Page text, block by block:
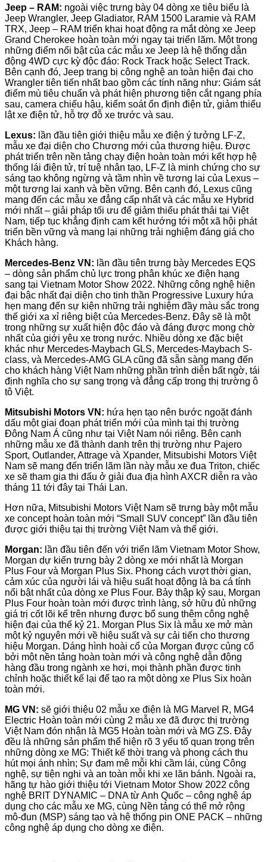
Jeep – RAM: ngoài việc trưng bày 04 dòng xe tiêu biểu là
Jeep Wrangler, Jeep Gladiator, RAM 1500 Laramie và RAM
TRX, Jeep – RAM triển khai hoạt động ra mắt dòng xe Jeep
Grand Cherokee hoàn toàn mới ngay tại triển lãm. Một trong
những điểm nổi bật của các mẫu xe Jeep là hệ thống dẫn
động 4WD cực kỳ độc đáo: Rock Track hoặc Select Track.
Bên cạnh đó, Jeep trang bị công nghệ an toàn hiện đại cho
Wrangler tiên tiến nhất bao gồm các tính năng như: Giám sát
điểm mù tiêu chuẩn và phát hiện phương tiện cắt ngang phía
sau, camera chiếu hậu, kiểm soát ổn định điện tử, giảm thiểu
lật xe điện tử, hỗ trợ đỗ xe trước và sau.
Lexus: lần đầu tiên giới thiệu mẫu xe điện ý tưởng LF-Z,
mẫu xe đại diện cho Chương mới của thương hiệu. Được
phát triển trên nền tảng chạy điện hoàn toàn mới kết hợp hệ
thống lái điện tử, trí tuệ nhân tạo, LF-Z là minh chứng cho sự
sáng tạo không ngừng và tầm nhìn về tương lai của Lexus –
một tương lai xanh và bền vững. Bên cạnh đó, Lexus cũng
mang đến các mẫu xe đẳng cấp nhất và các mẫu xe Hybrid
mới nhất – giải pháp tối ưu để giảm thiểu phát thải tại Việt
Nam, tiếp tục khẳng định cam kết hướng tới một xã hội phát
triển bền vững và mang lại những trải nghiệm đáng giá cho
Khách hàng.
Mercedes-Benz VN: lần đầu tiên trưng bày Mercedes EQS
– dòng sản phẩm chủ lực trong phân khúc xe điện hạng
sang tại Vietnam Motor Show 2022. Những công nghệ hiện
đại bậc nhất đại diện cho tinh thần Progressive Luxury hứa
hẹn mang đến sự kiện những trải nghiệm đầy màu sắc trong
thế giới xa xỉ riêng biệt của Mercedes-Benz. Đây sẽ là một
trong những sự xuất hiện độc đáo và đáng được mong chờ
nhất của giới yêu xe trong nước. Nhiều dòng xe đặc biệt
khác như Mercedes-Maybach GLS, Mercedes-Maybach S-
class, và Mercedes-AMG GLA cũng đã sẵn sàng mang đến
cho khách hàng Việt Nam những phần trình diễn bất ngờ, tái
định nghĩa cho sự sang trọng và đẳng cấp trong thị trường ô
tô Việt.
Mitsubishi Motors VN: hứa hẹn tạo nên bước ngoặt đánh
dấu một giai đoạn phát triển mới của mình tại thị trường
Đông Nam Á cũng như tại Việt Nam nói riêng. Bên cạnh
những mẫu xe đã thành danh trên thị trường như Pajero
Sport, Outlander, Attrage và Xpander, Mitsubishi Motors Việt
Nam sẽ mang đến triển lãm lần này mẫu xe đua Triton, chiếc
xe sẽ tham gia thi đấu ở giải đua địa hình AXCR diễn ra vào
tháng 11 tới đây tại Thái Lan.
Hơn nữa, Mitsubishi Motors Việt Nam sẽ trưng bày một mẫu
xe concept hoàn toàn mới “Small SUV concept” lần đầu tiên
được giới thiệu tại thị trường Việt Nam và thế giới.
Morgan: lần đầu tiên đến với triển lãm Vietnam Motor Show,
Morgan dự kiến trưng bày 2 dòng xe mới nhất là Morgan
Plus Four và Morgan Plus Six. Phong cách vượt thời gian,
cảm xúc của người lái và hiệu suất hoạt động là ba cá tính
nổi bật nhất của dòng xe Plus Four. Bảy thập kỷ sau, Morgan
Plus Four hoàn toàn mới được trình làng, sở hữu đủ những
giá trị cốt lõi kể trên nhưng được bổ sung thêm công nghệ
hiện đại của thế kỷ 21. Morgan Plus Six là mẫu xe mở màn
một kỷ nguyên mới về hiệu suất và sự cải tiến cho thương
hiệu Morgan. Dáng hình hoài cổ của Morgan được củng cố
bởi một nền tảng hoàn toàn mới và công nghệ dẫn động
hàng đầu trong ngành xe hơi, mọi thành phần được tinh
chỉnh hoặc thiết kế lại để tạo ra một dòng xe Plus Six hoàn
toàn mới.
MG VN: sẽ giới thiệu 02 mẫu xe điện là MG Marvel R, MG4
Electric Hoàn toàn mới cùng 2 mẫu xe đã được thị trường
Việt Nam đón nhận là MG5 Hoàn toàn mới và MG ZS. Đây
đều là những sản phẩm thể hiện rõ 3 yếu tố quan trọng trên
những dòng xe MG: Thiết kế thời trang và phong cách thu
hút mọi ánh nhìn; Sự đam mê mỗi khi cầm lái, cùng Công
nghệ, sự tiện nghi và an toàn mỗi khi xe lăn bánh. Ngoài ra,
hãng tự hào giới thiệu tới Vietnam Motor Show 2022 công
nghệ BRIT DYNAMIC – DNA từ Anh Quốc – công nghệ áp
dụng cho các mẫu xe MG, cùng Nền tảng có thể mở rộng
mô-đun (MSP) sáng tạo và hệ thống pin ONE PACK – những
công nghệ áp dụng cho dòng xe điện.